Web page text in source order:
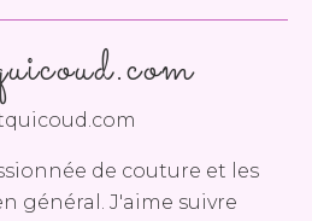
de couture et les
général. J'aime suivre